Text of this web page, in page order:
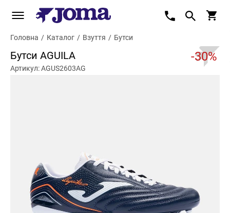
Головна / Каталог / Взуття / Бутси
Бутси AGUILA -30%
Артикул: AGUS2603AG